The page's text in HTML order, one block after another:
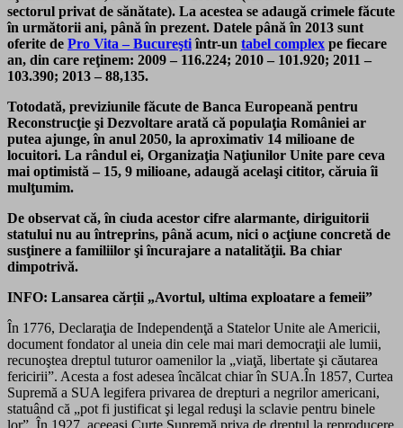
sectorul privat de sănătate). La acestea se adaugă crimele făcute
în următorii ani, până în prezent. Datele până în 2013 sunt
oferite de Pro Vita – Bucureştiîntr-un tabel complex pe fiecare
an, din care reţinem: 2009 – 116.224; 2010 – 101.920; 2011 –
103.390; 2013 – 88,135.
Totodată, previziunile făcute de Banca Europeană pentru
Reconstrucţie şi Dezvoltare arată că populaţia României ar
putea ajunge, în anul 2050, la aproximativ 14 milioane de
locuitori. La rândul ei, Organizaţia Naţiunilor Unite pare ceva
mai optimistă – 15, 9 milioane, adaugă acelaşi cititor, căruia îi
mulţumim.
De observat că, în ciuda acestor cifre alarmante, diriguitorii
statului nu au întreprins, până acum, nici o acţiune concretă de
susţinere a familiilor şi încurajare a natalităţii. Ba chiar
dimpotrivă.
INFO: Lansarea cărții „Avortul, ultima exploatare a femeii”
În 1776, Declaraţia de Independenţă a Statelor Unite ale Americii,
document fondator al uneia din cele mai mari democraţii ale lumii,
recunoştea dreptul tuturor oamenilor la „viaţă, libertate şi căutarea
fericirii”. Acesta a fost adesea încălcat chiar în SUA.În 1857, Curtea
Supremă a SUA legifera privarea de drepturi a negrilor americani,
statuând că „pot fi justificat şi legal reduşi la sclavie pentru binele
lor”. În 1927, aceeaşi Curte Supremă priva de dreptul la reproducere